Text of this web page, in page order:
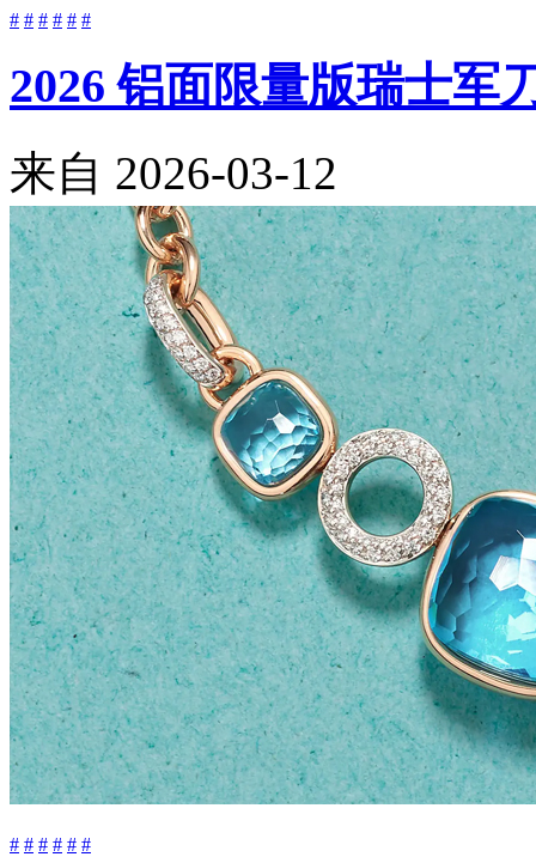
# # # # # #
2026 铝面限量版瑞士军
来自 2026-03-12
# # # # # #